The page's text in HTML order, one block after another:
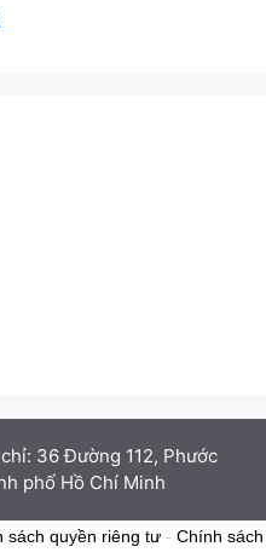
36 Đường 112, Phước
phố Hồ Chí Minh
sách quyền riêng tư - Chính sách